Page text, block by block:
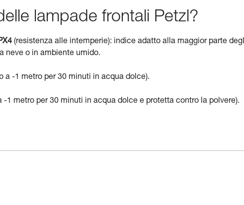
lampade frontali Petzl?
(resistenza alle intemperie): indice adatto alla maggior parte
neve o in ambiente umido.
a -1 metro per 30 minuti in acqua dolce).
-1 metro per 30 minuti in acqua dolce e protetta contro la polvere).